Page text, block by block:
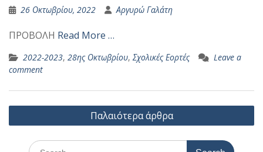
26 Οκτωβρίου, 2022 Αργυρώ Γαλάτη
ΠΡΟΒΟΛΗ Read More …
2022-2023, 28ης Οκτωβρίου,Σχολικές Εορτές
Leave a
comment
Πλοήγηση
άρθρων
Παλαιότερα άρθρα
Search